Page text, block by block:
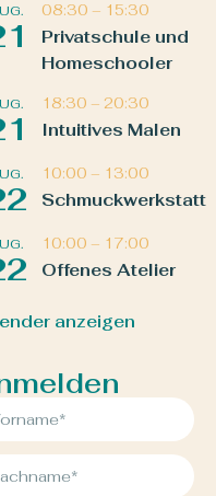
08:30 – 15:30
Privatschule und
Homeschooler
18:30 – 20:30
Intuitives Malen
10:00 – 13:00
Schmuckwerkstatt
10:00 – 17:00
Offenes Atelier
anzeigen